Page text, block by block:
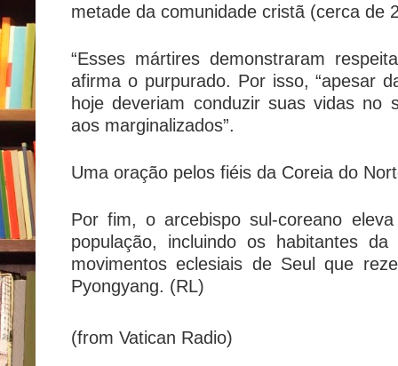
metade da comunidade cristã (cerca de
“Esses mártires demonstraram
afirma o purpurado. Por isso, “apesar
hoje deveriam conduzir suas vidas no
aos marginalizados”.
Uma oração pelos fiéis da Coreia do
Por fim, o arcebispo sul-coreano
população, incluindo os habitantes
movimentos eclesiais de Seul que
Pyongyang. (RL)
(from Vatican Radio)